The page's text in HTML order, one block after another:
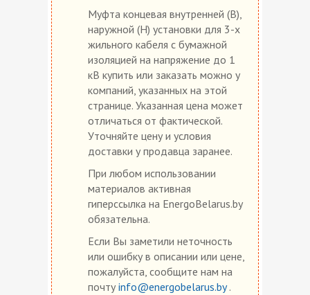
Муфта концевая внутренней (В),
наружной (Н) установки для 3-х
жильного кабеля с бумажной
изоляцией на напряжение до 1
кВ купить или заказать можно у
компаний, указанных на этой
странице. Указанная цена может
отличаться от фактической.
Уточняйте цену и условия
доставки у продавца заранее.
При любом использовании
материалов активная
гиперссылка на EnergoBelarus.by
обязательна.
Если Вы заметили неточность
или ошибку в описании или цене,
пожалуйста, сообщите нам на
почту info@energobelarus.by.